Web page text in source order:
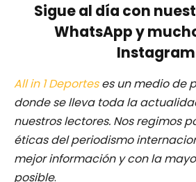
Sigue al día con
WhatsApp y
Instagram
All in 1 Deporteses un medio de
donde se lleva toda la
nuestros lectores. Nos regimos
éticas del periodismo
mejor información y con la
posible.